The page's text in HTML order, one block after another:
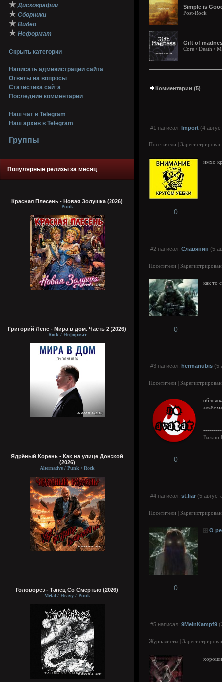
★ Дискографии
★ Сборники
★ Видео
★ Неформат
Скрыть категории
Написать администрации сайта
Ответы на вопросы
Статистика сайта
Последние комментарии
Наш чат в Telegram
Наш архив в Telegram
Группы
Популярные релизы за месяц
Красная Плесень - Новая Золушка (2026)
Punk
Григорий Лепс - Мира в дом. Часть 2 (2026)
Rock / Неформат
Ядрёный Корень - Как на улице Донской
(2026)
Alternative / Punk / Rock
Головорез - Tанец Со Смертью (2026)
Metal / Heavy / Punk
Simple is
Post-Rock
Gift of
Core / Death /
Комментарии (5)
#1 написал: Import (4
Посетители |
имхо
0
#2 написал: Славянин (5
Посетители |
как то
0
#3 написал: hermanubis (5
Посетители |
Важно
0
#4 написал: st.liar (5
Посетители |
О
0
#5 написал: 9MeinKampf9
Журналисты |